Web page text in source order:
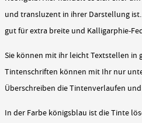
und transluzent in ihrer Darstellung
gut für extra breite und Kalligarphie-
Sie können mit ihr leicht Textstellen in
Tintenschriften können mit Ihr nur
Überschreiben die Tintenverlaufen
In der Farbe königsblau ist die Tinte